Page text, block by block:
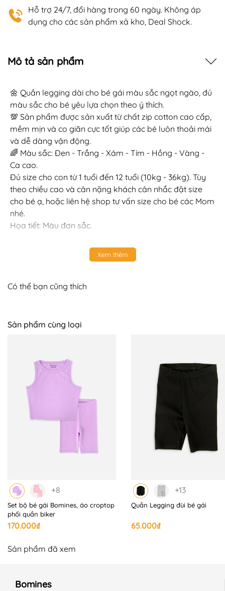
Hỗ trợ 24/7, đổi hàng trong 60 ngày. Không áp
dụng cho các sản phẩm xả kho, Deal Shock.
Mô tả sản phẩm
🌼 Quần legging dài cho bé gái màu sắc ngọt ngào, đủ
màu sắc cho bé yêu lựa chọn theo ý thích.
💯 Sản phẩm được sản xuất từ chất zip cotton cao cấp,
mềm mịn và co giãn cực tốt giúp các bé luôn thoải mái
và dễ dàng vận động.
🌈 Màu sắc: Đen - Trắng - Xám - Tím - Hồng - Vàng -
Ca cao.
Đủ size cho con từ 1 tuổi đến 12 tuổi (10kg - 36kg). Tùy
theo chiều cao và cân nặng khách cân nhắc đặt size
cho bé ạ, hoặc liên hệ shop tư vấn size cho bé các Mom
nhé.
Họa tiết: Màu đơn sắc.
Xem thêm
Có thể bạn cũng thích
Sản phẩm cùng loại
+8
Set bộ bé gái Bomines, áo croptop
phối quần biker
170.000₫
+13
Quần Legging đùi bé gái
65.000₫
Sản phẩm đã xem
Bomines